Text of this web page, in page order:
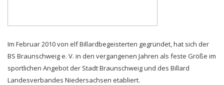
Im Februar 2010 von elf Billardbegeisterten gegründet, hat sich der
BS Braunschweig e. V. in den vergangenen Jahren als feste Größe im
sportlichen Angebot der Stadt Braunschweig und des Billard
Landesverbandes Niedersachsen etabliert.